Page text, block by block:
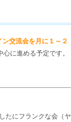
ン交流会を月に１～２
に進める予定です。
にフランクな会（ヤ